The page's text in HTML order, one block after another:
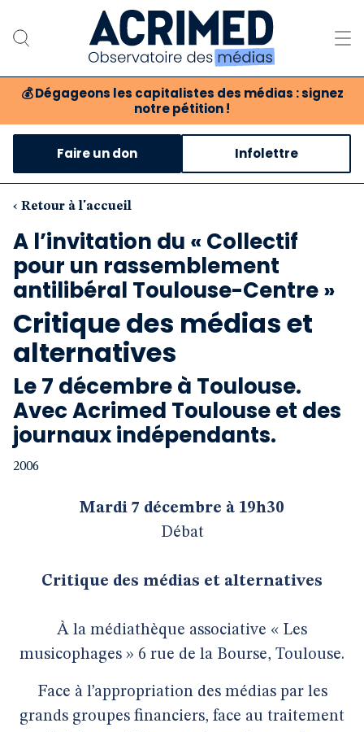
💰 Dégageons les capitalistes des médias : signez
notre pétition !
Notre association
Notre critique des médias
Nos propositions
Notre revue
Boutique
Faire un don Infolettre
‹ Retour à l'accueil
A l’invitation du « Collectif
pour un rassemblement
antilibéral Toulouse-Centre »
Critique des médias et
alternatives
Le 7 décembre à Toulouse.
Avec Acrimed Toulouse et des
journaux indépendants.
2006
Mardi 7 décembre à 19h30
Débat
Critique des médias et alternatives
À la médiathèque associative « Les
musicophages » 6 rue de la Bourse, Toulouse.
Face à l’appropriation des médias par les
grands groupes financiers, face au traitement